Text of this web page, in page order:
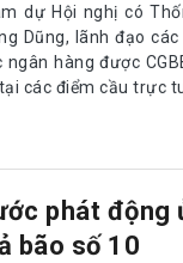
dự Hội nghị có
Dũng, lãnh đạo
ngân hàng được
các điểm cầu trực
phát động
bão số 10